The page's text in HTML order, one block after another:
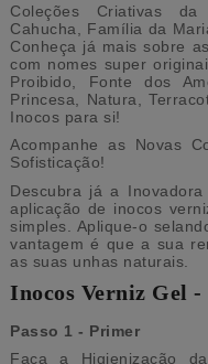
Coleções Criativas
Cahucha, Família da
Conheça já mais sobre
com nomes super
Proibido, Fonte dos
Princesa, Natura,
Inocos para si!
Acompanhe as Novas
Sofisticação!
Descubra já a
aplicação de inocos
simples. Aplique-o
vantagem é que a sua
as suas unhas naturais.
Inocos Verniz Gel
Passo 1 - Primer
Faça a Higienização